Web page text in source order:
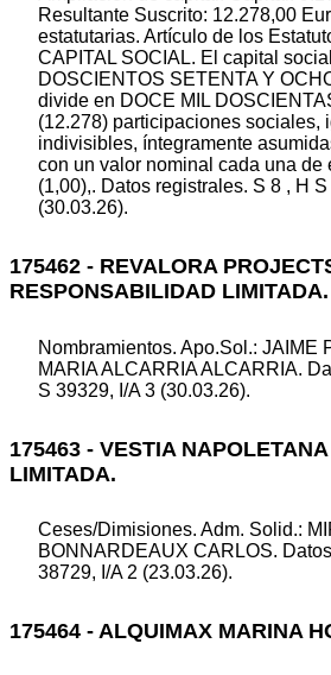
Resultante Suscrito: 12.278,00
estatutarias. Artículo de los
CAPITAL SOCIAL. El capital
DOSCIENTOS SETENTA Y
divide en DOCE MIL
(12.278) participaciones sociales,
indivisibles, íntegramente
con un valor nominal cada una de
(1,00),. Datos registrales. S 8 , H
(30.03.26).
175462 - REVALORA
RESPONSABILIDAD LIMITADA.
Nombramientos. Apo.Sol.: JAIME
MARIA ALCARRIA ALCARRIA.
S 39329, I/A 3 (30.03.26).
175463 - VESTIA
LIMITADA.
Ceses/Dimisiones. Adm. Solid.:
BONNARDEAUX CARLOS.
38729, I/A 2 (23.03.26).
175464 - ALQUIMAX MARINA